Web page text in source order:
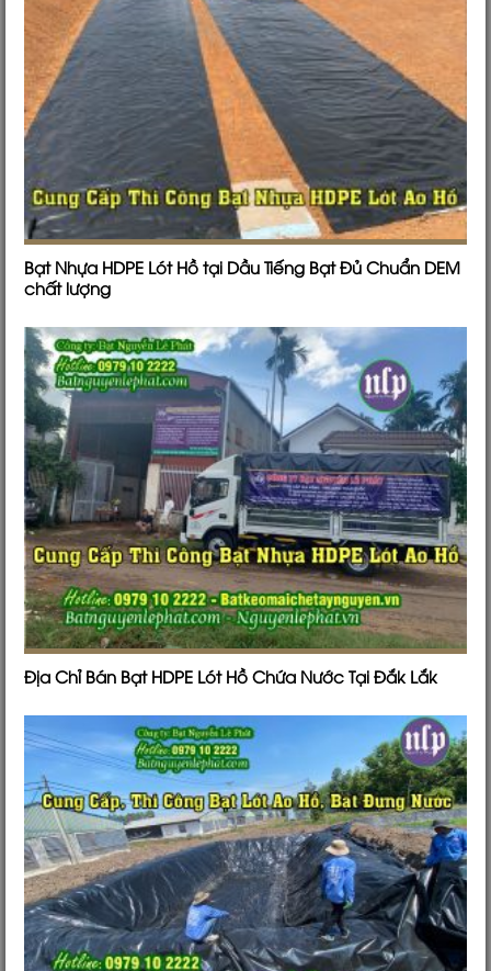
Bạt Nhựa HDPE Lót Hồ tại Dầu Tiếng Bạt Đủ Chuẩn DEM
chất lượng
Địa Chỉ Bán Bạt HDPE Lót Hồ Chứa Nước Tại Đắk Lắk